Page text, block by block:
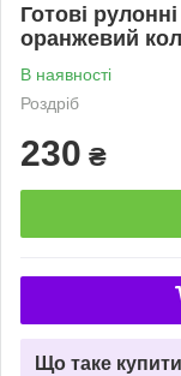
Готові
оранжевий
В наявності
Роздріб
230 ₴
Що таке